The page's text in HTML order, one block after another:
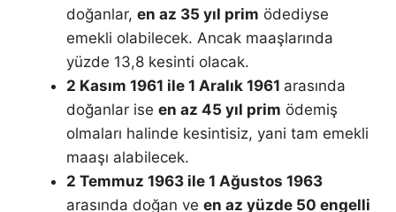
doğanlar, en az 35 yıl prim ödediyse
emekli olabilecek. Ancak maaşlarında
yüzde 13,8 kesinti olacak.
2 Kasım 1961 ile 1 Aralık 1961 arasında
doğanlar ise en az 45 yıl prim ödemiş
olmaları halinde kesintisiz, yani tam emekli
maaşı alabilecek.
2 Temmuz 1963 ile 1 Ağustos 1963
arasında doğan ve en az yüzde 50 engelli